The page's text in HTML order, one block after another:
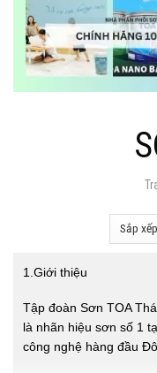
1.Giới thiệu
Tập đoàn Sơn TOA
là nhãn hiệu sơn số 1
công nghệ hàng đầu